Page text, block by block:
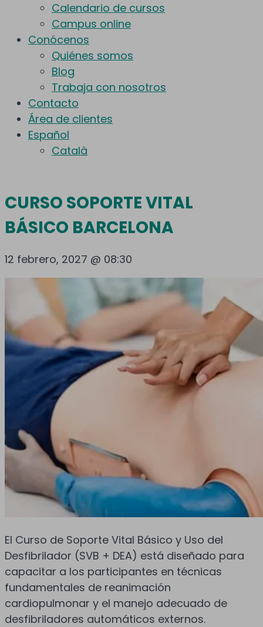
Calendario de cursos
Campus online
Conócenos
Quiénes somos
Blog
Trabaja con nosotros
Contacto
Área de clientes
Español
Català
CURSO SOPORTE VITAL
BÁSICO BARCELONA
12 febrero, 2027 @ 08:30
El Curso de Soporte Vital Básico y Uso del
Desfibrilador (SVB + DEA) está diseñado para
capacitar a los participantes en técnicas
fundamentales de reanimación
cardiopulmonar y el manejo adecuado de
desfibriladores automáticos externos.